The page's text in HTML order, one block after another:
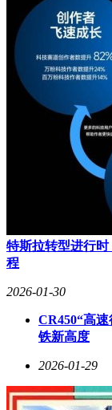
特斯拉转型进行
程
2026-01-30
CR450“高
铁新高度
2026-01-29